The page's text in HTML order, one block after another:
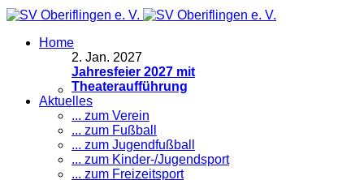
Home
2. Jan. 2027
Jahresfeier 2027 mit
Theateraufführung
Aktuelles
... zum Verein
... zum Fußball
... zum Jugendfußball
... zum Kinder-/Jugendsport
... zum Freizeitsport